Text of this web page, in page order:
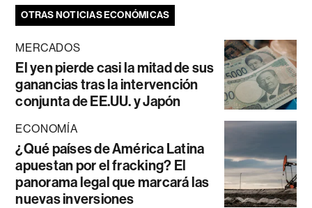
OTRAS NOTICIAS ECONÓMICAS
MERCADOS
El yen pierde casi la mitad de sus
ganancias tras la intervención
conjunta de EE.UU. y Japón
ECONOMÍA
¿Qué países de América Latina
apuestan por el fracking? El
panorama legal que marcará las
nuevas inversiones